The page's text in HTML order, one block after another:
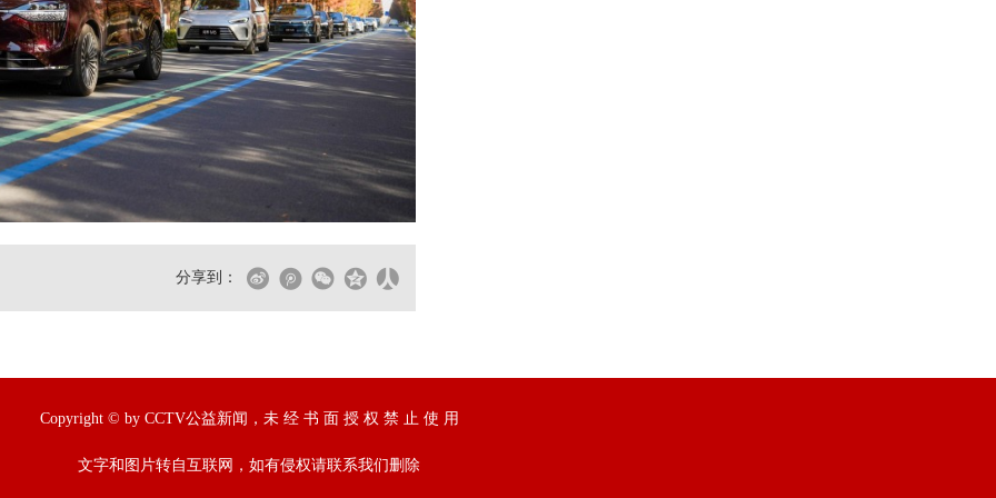
分享到：
Copyright © by CCTV公益新闻，未 经 书 面 授 权 禁 止 使 用
文字和图片转自互联网，如有侵权请联系我们删除